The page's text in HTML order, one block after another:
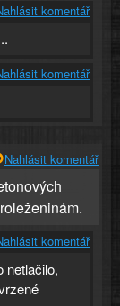
komentář
komentář
Nahlásit komentář
komentář
netlačilo,